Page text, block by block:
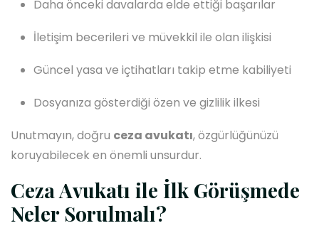
Daha önceki davalarda elde ettiği başarılar
İletişim becerileri ve müvekkil ile olan ilişkisi
Güncel yasa ve içtihatları takip etme kabiliyeti
Dosyanıza gösterdiği özen ve gizlilik ilkesi
Unutmayın, doğru ceza avukatı, özgürlüğünüzü
koruyabilecek en önemli unsurdur.
Ceza Avukatı ile İlk Görüşmede
Neler Sorulmalı?